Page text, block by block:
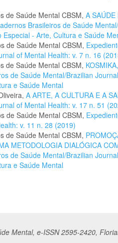
de Saúde Mental CBSM, A
Brasileiros de Saúde
Especial - Arte, Cultura e Saúde
de Saúde Mental CBSM,
of Mental Health: v. 7 n. 16
de Saúde Mental CBSM,
de Saúde Mental/Brazilian
e Saúde Mental
A ARTE, A CULTURA E A
of Mental Health: v. 17 n. 51
de Saúde Mental CBSM,
v. 11 n. 28 (2019)
de Saúde Mental CBSM,
METODOLOGIA DIALÓGICA
de Saúde Mental/Brazilian
e Saúde Mental
Mental, e-ISSN 2595-2420,